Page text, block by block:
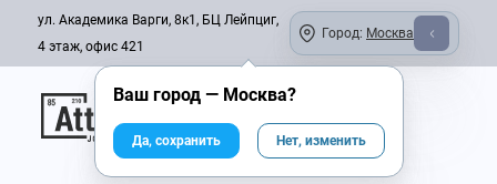
ул. Академика Варги, 8к1, БЦ Лейпциг,
4 этаж, офис 421
Город: Москва
Онлайн-журнал
Ваш город — Москва?
Да, сохранить Нет, изменить